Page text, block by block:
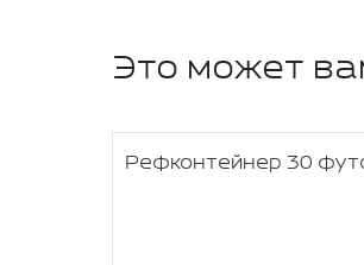
Это может
Рефконтейнер 30